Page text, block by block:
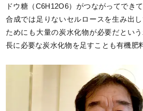
ドウ糖（C6H12O6）がつながってでき
合成では足りないセルロースを生み出
ためにも大量の炭水化物が必要だとい
長に必要な炭水化物を足すことも有機肥